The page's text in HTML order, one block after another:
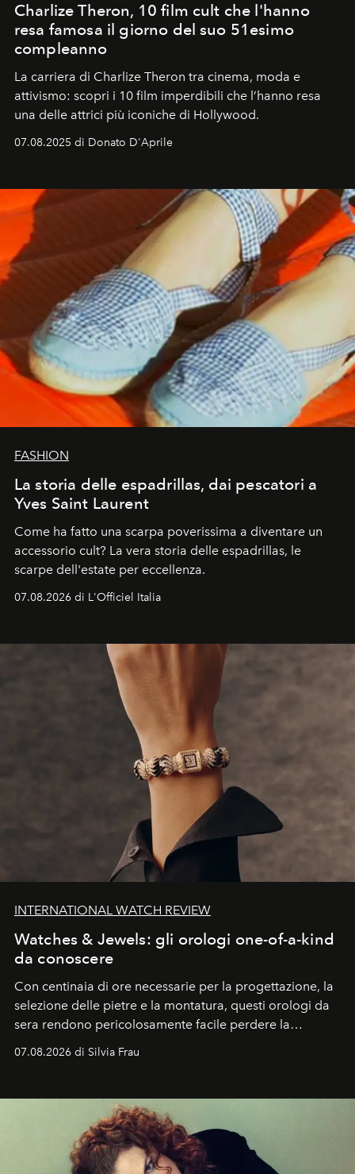
Charlize Theron, 10 film cult che l'hanno
resa famosa il giorno del suo 51esimo
compleanno
La carriera di Charlize Theron tra cinema, moda e
attivismo: scopri i 10 film imperdibili che l’hanno resa
una delle attrici più iconiche di Hollywood.
07.08.2025 di Donato D'Aprile
FASHION
La storia delle espadrillas, dai pescatori a
Yves Saint Laurent
Come ha fatto una scarpa poverissima a diventare un
accessorio cult? La vera storia delle espadrillas, le
scarpe dell'estate per eccellenza.
07.08.2026 di L'Officiel Italia
INTERNATIONAL WATCH REVIEW
Watches & Jewels: gli orologi one-of-a-kind
da conoscere
Con centinaia di ore necessarie per la progettazione, la
selezione delle pietre e la montatura, questi orologi da
sera rendono pericolosamente facile perdere la
cognizione del tempo. Ma con quadranti così
07.08.2026 di Silvia Frau